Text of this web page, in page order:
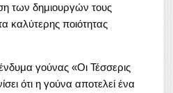
των δημιουργών τους
καλύτερης ποιότητας
γούνας «Οι Τέσσερις
ότι η γούνα αποτελεί ένα